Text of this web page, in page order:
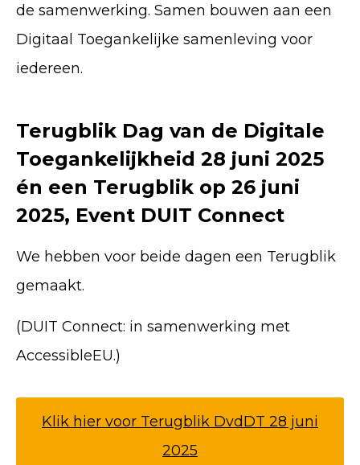
de samenwerking. Samen bouwen aan een
Digitaal Toegankelijke samenleving voor
iedereen.
Terugblik Dag van de Digitale
Toegankelijkheid 28 juni 2025
én een Terugblik op 26 juni
2025, Event DUIT Connect
We hebben voor beide dagen een Terugblik
gemaakt.
(DUIT Connect: in samenwerking met
AccessibleEU.)
Klik hier voor Terugblik DvdDT 28 juni
2025